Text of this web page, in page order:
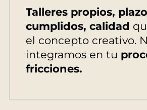
Talleres propios,
cumplidos, calidad
el concepto creativo.
integramos en tu
fricciones.